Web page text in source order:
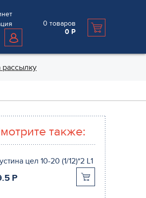
0 товаров
0 Р
рассылку
также:
цел 10-20 (1/12)*2 L1
P